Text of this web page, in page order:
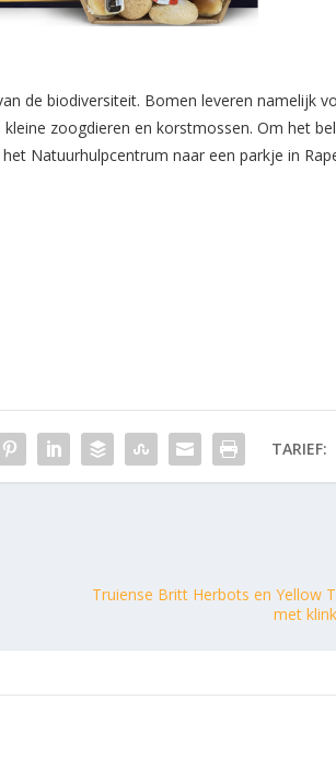
de biodiversiteit. Bomen leveren namelijk
zoogdieren en korstmossen. Om het
Natuurhulpcentrum naar een parkje in
TARIEF:
Truiense Britt Herbots en Yellow
met